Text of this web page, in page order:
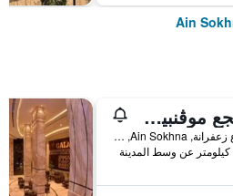
منتجع موڤنبيك السخنة
شارع زعفرانة, Ain Sokhna, مصر